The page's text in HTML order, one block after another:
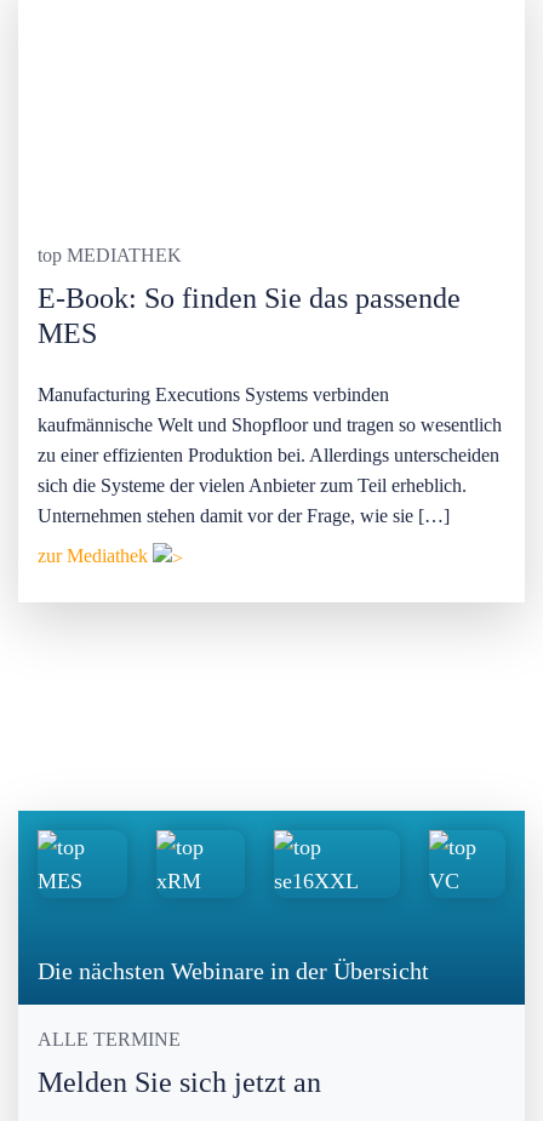
top MEDIATHEK
E-Book: So finden Sie das passende
MES
Manufacturing Executions Systems verbinden
kaufmännische Welt und Shopfloor und tragen so wesentlich
zu einer effizienten Produktion bei. Allerdings unterscheiden
sich die Systeme der vielen Anbieter zum Teil erheblich.
Unternehmen stehen damit vor der Frage, wie sie […]
zur Mediathek
Die nächsten Webinare in der Übersicht
ALLE TERMINE
Melden Sie sich jetzt an